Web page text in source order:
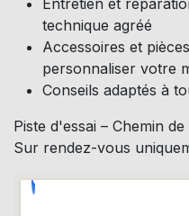
technique agréé
Accessoires et
personnaliser votre
Conseils adaptés à
Piste d'essai – Chemin
Sur rendez-vous